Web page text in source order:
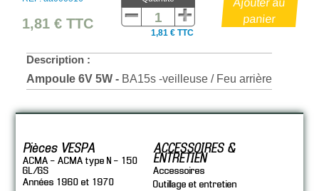
1,81 €TTC
1,81 € TTC
Description :
Ampoule 6V 5W -BA15s -veilleuse / Feu arrière
Pièces VESPA
ACMA - ACMA type N - 150
GL/GS
Années 1960 et 1970
ACCESSOIRES &
ENTRETIEN
Accessoires
Outillage et entretien